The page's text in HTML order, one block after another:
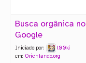
Busca orgânica no
Google
Iniciado por:
l00ki
em: Orientando.org